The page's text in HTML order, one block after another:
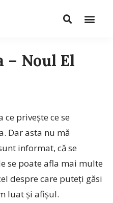
– Noul El
ce privește ce se
Dar asta nu mă
informat, că se
se poate afla mai multe
despre care puteți găsi
luat și afișul.